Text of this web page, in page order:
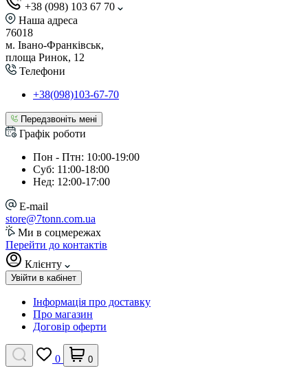
+38 (098) 103 67 70
Наша адреса
76018
м. Івано-Франківськ,
площа Ринок, 12
Телефони
+38(098)103-67-70
Передзвоніть мені
Графік роботи
Пон - Птн: 10:00-19:00
Суб: 11:00-18:00
Нед: 12:00-17:00
E-mail
store@7tonn.com.ua
Ми в соцмережах
Перейти до контактів
Клієнту
Увійти в кабінет
Інформація про доставку
Про магазин
Договір оферти
0 0